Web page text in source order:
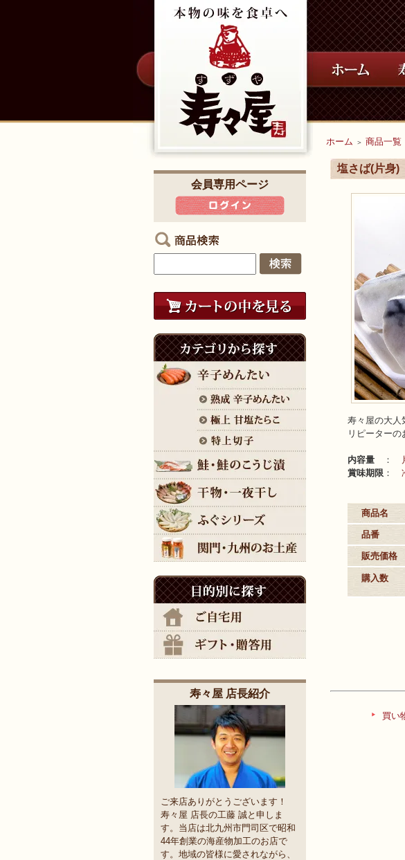
ホーム ＞ 商品一覧
塩さば(片身)
寿々屋の大人
リピーター
内容量 ：
賞味期限 ：
商品名
品番
販売価格
購入数
買い
会員専用ページ
寿々屋 店長紹介
ご来店ありがとうございます！
寿々屋 店長の工藤 誠と申しま
す。当店は北九州市門司区で昭和
44年創業の海産物加工のお店で
す。地域の皆様に愛されながら、